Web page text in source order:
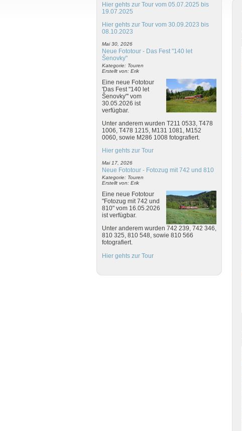
Hier gehts zur Tour vom 05.07.2025 bis
19.07.2025
Hier gehts zur Tour vom 30.09.2023 bis
08.10.2023
Mai 30, 2026
Neue Fototour - Das Fest "140 let
Šenovky"
Kategorie: Touren
Erstellt von: Erik
Eine neue Fototour
'Das Fest "140 let
Šenovky"' vom
30.05.2026 ist
verfügbar.
Unter anderem wurden T211 0533, T478
1006, T478 1215, M131 1081, M152
0060, sowie M286 1008 fotografiert.
Hier gehts zur Tour
Mai 17, 2026
Neue Fototour - Fotozug mit 742 und 810
Kategorie: Touren
Erstellt von: Erik
Eine neue Fototour
"Fotozug mit 742 und
810" vom 16.05.2026
ist verfügbar.
Unter anderem wurden 742 239, 742 346,
810 325, 810 548, sowie 810 566
fotografiert.
Hier gehts zur Tour